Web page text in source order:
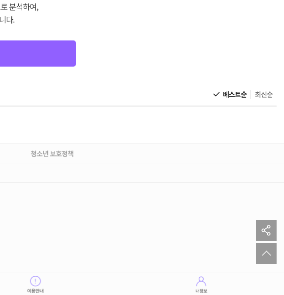
분석하여,
다.
베스트순 최신순
청소년 보호정책